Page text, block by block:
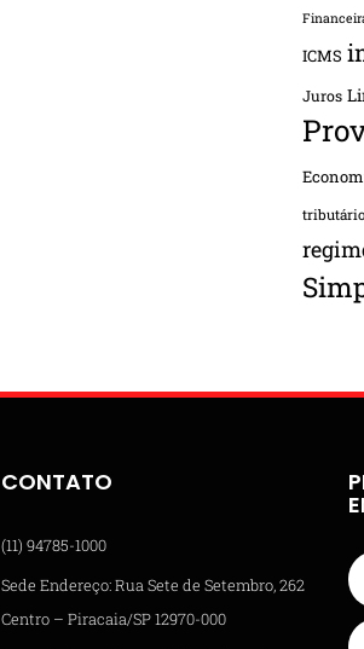
ICMS
Juros
tributário
CONTATO
(11) 94785-1000
Sede Endereço: Rua Sete de Setembro, 262
Centro – Piracaia/SP 12970-000